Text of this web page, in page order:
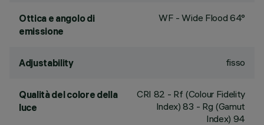
Ottica e angolo di
emissione
WF - Wide Flood 64°
Adjustability fisso
Qualità del colore della
luce
CRI 82 - Rf (Colour Fidelity
Index) 83 - Rg (Gamut
Index) 94